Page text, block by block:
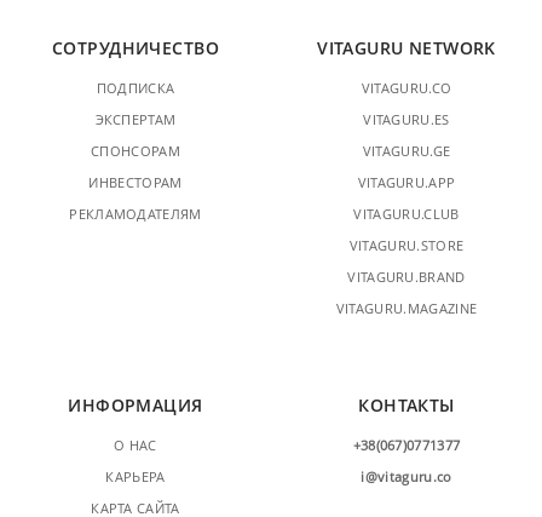
СОТРУДНИЧЕСТВО
ПОДПИСКА
ЭКСПЕРТАМ
СПОНСОРАМ
ИНВЕСТОРАМ
РЕКЛАМОДАТЕЛЯМ
VITAGURU NETWORK
VITAGURU.CO
VITAGURU.ES
VITAGURU.GE
VITAGURU.APP
VITAGURU.CLUB
VITAGURU.STORE
VITAGURU.BRAND
VITAGURU.MAGAZINE
ИНФОРМАЦИЯ
О НАС
КАРЬЕРА
КАРТА САЙТА
КОНТАКТЫ
+38(067)0771377
i@vitaguru.co